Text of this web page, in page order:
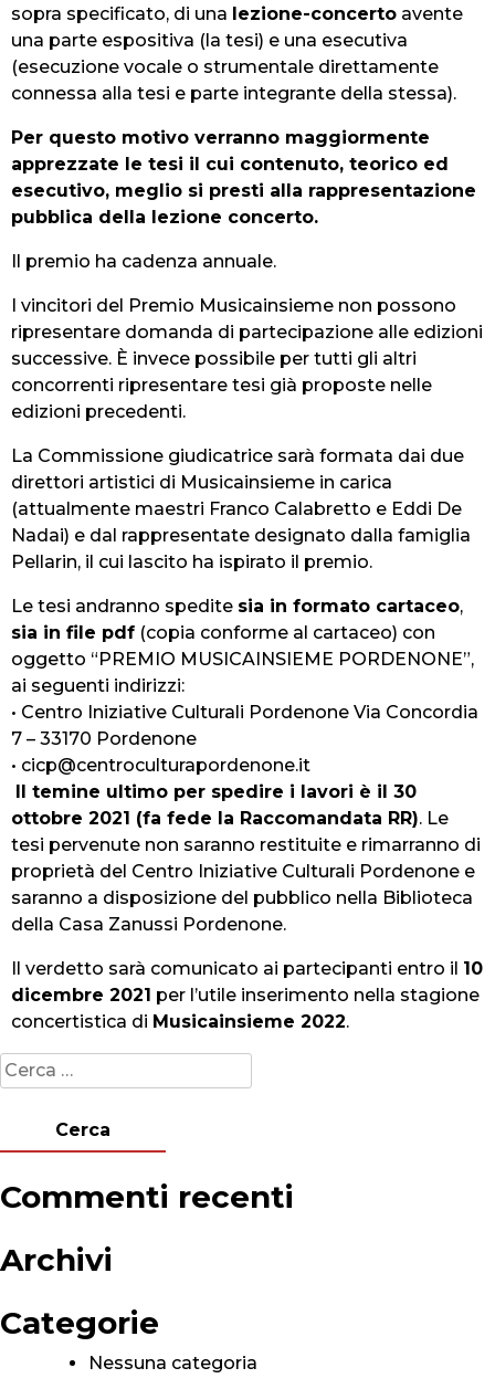
sopra specificato, di una lezione-concerto avente
una parte espositiva (la tesi) e una esecutiva
(esecuzione vocale o strumentale direttamente
connessa alla tesi e parte integrante della stessa).
Per questo motivo verranno maggiormente
apprezzate le tesi il cui contenuto, teorico ed
esecutivo, meglio si presti alla rappresentazione
pubblica della lezione concerto.
Il premio ha cadenza annuale.
I vincitori del Premio Musicainsieme non possono
ripresentare domanda di partecipazione alle edizioni
successive. È invece possibile per tutti gli altri
concorrenti ripresentare tesi già proposte nelle
edizioni precedenti.
La Commissione giudicatrice sarà formata dai due
direttori artistici di Musicainsieme in carica
(attualmente maestri Franco Calabretto e Eddi De
Nadai) e dal rappresentate designato dalla famiglia
Pellarin, il cui lascito ha ispirato il premio.
Le tesi andranno spedite sia in formato cartaceo,
sia in file pdf (copia conforme al cartaceo) con
oggetto “PREMIO MUSICAINSIEME PORDENONE”,
ai seguenti indirizzi:
• Centro Iniziative Culturali Pordenone Via Concordia
7 – 33170 Pordenone
• cicp@centroculturapordenone.it
Il temine ultimo per spedire i lavori è il 30
ottobre 2021 (fa fede la Raccomandata RR). Le
tesi pervenute non saranno restituite e rimarranno di
proprietà del Centro Iniziative Culturali Pordenone e
saranno a disposizione del pubblico nella Biblioteca
della Casa Zanussi Pordenone.
Il verdetto sarà comunicato ai partecipanti entro il 10
dicembre 2021 per l’utile inserimento nella stagione
concertistica di Musicainsieme 2022.
Ricerca
per:
Commenti recenti
Archivi
Categorie
Nessuna categoria